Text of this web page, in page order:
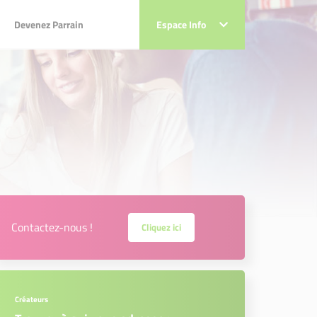
Devenez Parrain Espace Info
Devenez Parrain Espace Info
Contactez-nous ! Cliquez ici
Créateurs